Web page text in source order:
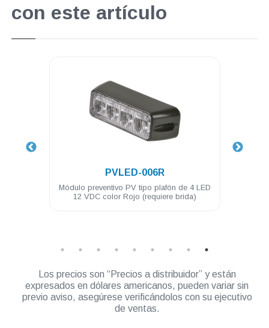
con este artículo
PVLED-006R
Módulo preventivo PV tipo plafón de 4 LED
12 VDC color Rojo (requiere brida)
Los precios son “Precios a distribuidor” y están
expresados en dólares americanos, pueden variar sin
previo aviso, asegúrese verificándolos con su ejecutivo
de ventas.